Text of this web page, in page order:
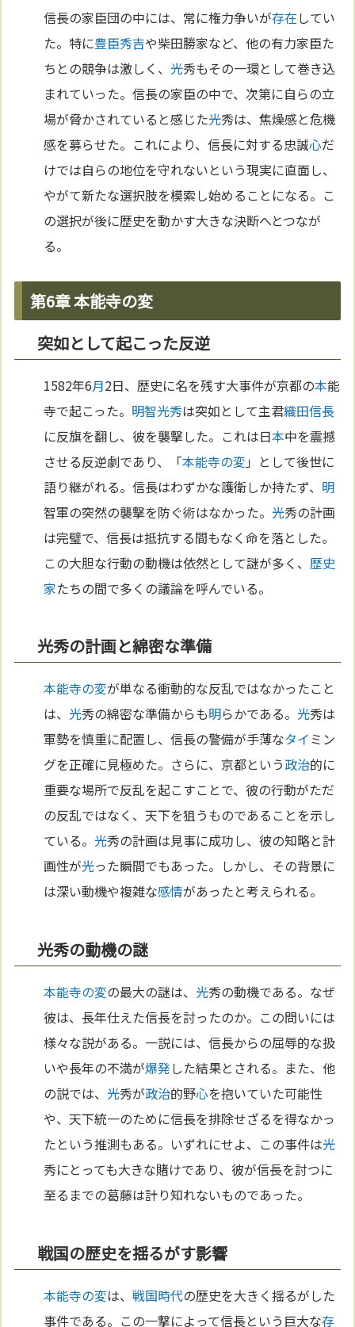
信長の家臣団の中には、常に権力争いが存在してい
た。特に豊臣秀吉や柴田勝家など、他の有力家臣た
ちとの競争は激しく、 光秀もその一環として巻き込
まれていった。信長の家臣の中で、次第に自らの立
場が脅かされていると感じた光秀は、焦燥感と危機
感を募らせた。これにより、信長に対する忠誠心だ
けでは自らの地位を守れないという現実に直面し、
やがて新たな選択肢を模索し始めることになる。こ
の選択が後に歴史を動かす大きな決断へとつなが
る。
第6章 本能寺の変
突如として起こった反逆
1582年6月2日、歴史に名を残す大事件が京都の本能
寺で起こった。 明智光秀は突如として主君織田信長
に反旗を翻し、彼を襲撃した。これは日本中を震撼
させる反逆劇であり、「本能寺の変 」として後世に
語り継がれる。信長はわずかな護衛しか持たず、 明
智軍の突然の襲撃を防ぐ術はなかった。 光秀の計画
は完璧で、信長は抵抗する間もなく命を落とした。
この大胆な行動の動機は依然として謎が多く、 歴史
家たちの間で多くの議論を呼んでいる。
光秀の計画と綿密な準備
本能寺の変が単なる衝動的な反乱ではなかったこと
は、 光秀の綿密な準備からも明らかである。 光秀は
軍勢を慎重に配置し、信長の警備が手薄なタイミン
グを正確に見極めた。さらに、京都という政治的に
重要な場所で反乱を起こすことで、彼の行動がただ
の反乱ではなく、天下を狙うものであることを示し
ている。 光秀の計画は見事に成功し、彼の知略と計
画性が光った瞬間でもあった。しかし、その背景に
は深い動機や複雑な感情があったと考えられる。
光秀の動機の謎
本能寺の変の最大の謎は、 光秀の動機である。なぜ
彼は、長年仕えた信長を討ったのか。この問いには
様々な説がある。一説には、信長からの屈辱的な扱
いや長年の不満が爆発した結果とされる。また、他
の説では、 光秀が政治的野心を抱いていた可能性
や、天下統一のために信長を排除せざるを得なかっ
たという推測もある。いずれにせよ、この事件は光
秀にとっても大きな賭けであり、彼が信長を討つに
至るまでの葛藤は計り知れないものであった。
戦国の歴史を揺るがす影響
本能寺の変は、戦国時代の歴史を大きく揺るがした
事件である。この一撃によって信長という巨大な存